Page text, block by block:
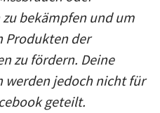
bekämpfen und um
Produkten der
zu fördern. Deine
werden jedoch nicht für
geteilt.